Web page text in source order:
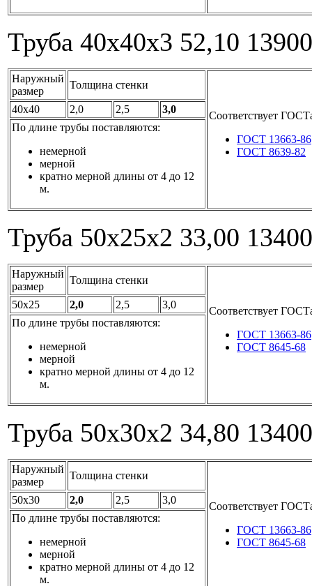
Труба 40x40x3 52,10 13900
Наружный
размер
Толщина стенки
Соответствует
ГОСТ 13663-86
ГОСТ 8639-82
40x40 2,0 2,5
3,0
По длине трубы поставляются:
немерной
мерной
кратно мерной длины от 4 до 12
м.
Труба 50x25x2 33,00 13400
Наружный
размер
Толщина стенки
Соответствует
ГОСТ 13663-86
ГОСТ 8645-68
50x25 2,0 2,5
3,0
По длине трубы поставляются:
немерной
мерной
кратно мерной длины от 4 до 12
м.
Труба 50x30x2 34,80 13400
Наружный
размер
Толщина стенки
Соответствует
ГОСТ 13663-86
ГОСТ 8645-68
50x30 2,0 2,5
3,0
По длине трубы поставляются:
немерной
мерной
кратно мерной длины от 4 до 12
м.